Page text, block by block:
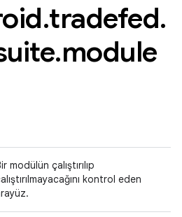
.tradefed.
.module
modülün çalıştırılıp
kontrol eden